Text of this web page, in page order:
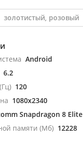
золотистый, розовый
Android
6.2
120
1080x2340
Snapdragon 8 Elite
памяти (Мб) 12228